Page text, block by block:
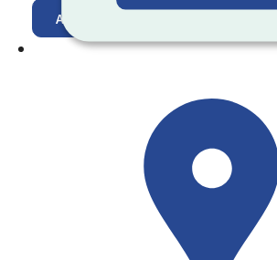
Auf der Karte anzeigen